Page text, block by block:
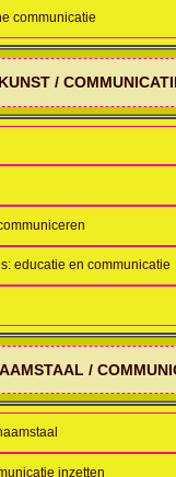
communicatie
KUNST /
educatie en communicatie
/
inzetten